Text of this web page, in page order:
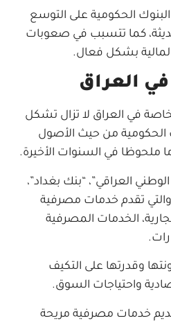
الحكومية على التوسع
كما تتسبب في صعوبات
المالية بشكل فعال.
في العراق
في العراق لا تزال تشكل
الحكومية من حيث الأصول
ملحوظا في السنوات الأخيرة.
العراقي”، “بنك بغداد”،
والتي تقدم خدمات مصرفية
الخدمات المصرفية
وقدرتها على التكيف
واحتياجات السوق.
خدمات مصرفية مريحة